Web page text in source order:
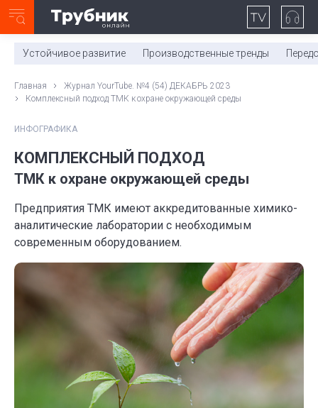
0:00/ 11:03
Устойчивое развитие Производственные тренды
Главная
Журнал YourTube. №4 (54) ДЕКАБРЬ 2023
Комплексный подход ТМК к охране окружающей среды
ИНФОГРАФИКА
КОМПЛЕКСНЫЙ ПОДХОД
ТМК к охране окружающей среды
Предприятия ТМК имеют аккредитованные химико-
аналитические лаборатории с необходимым
современным оборудованием.